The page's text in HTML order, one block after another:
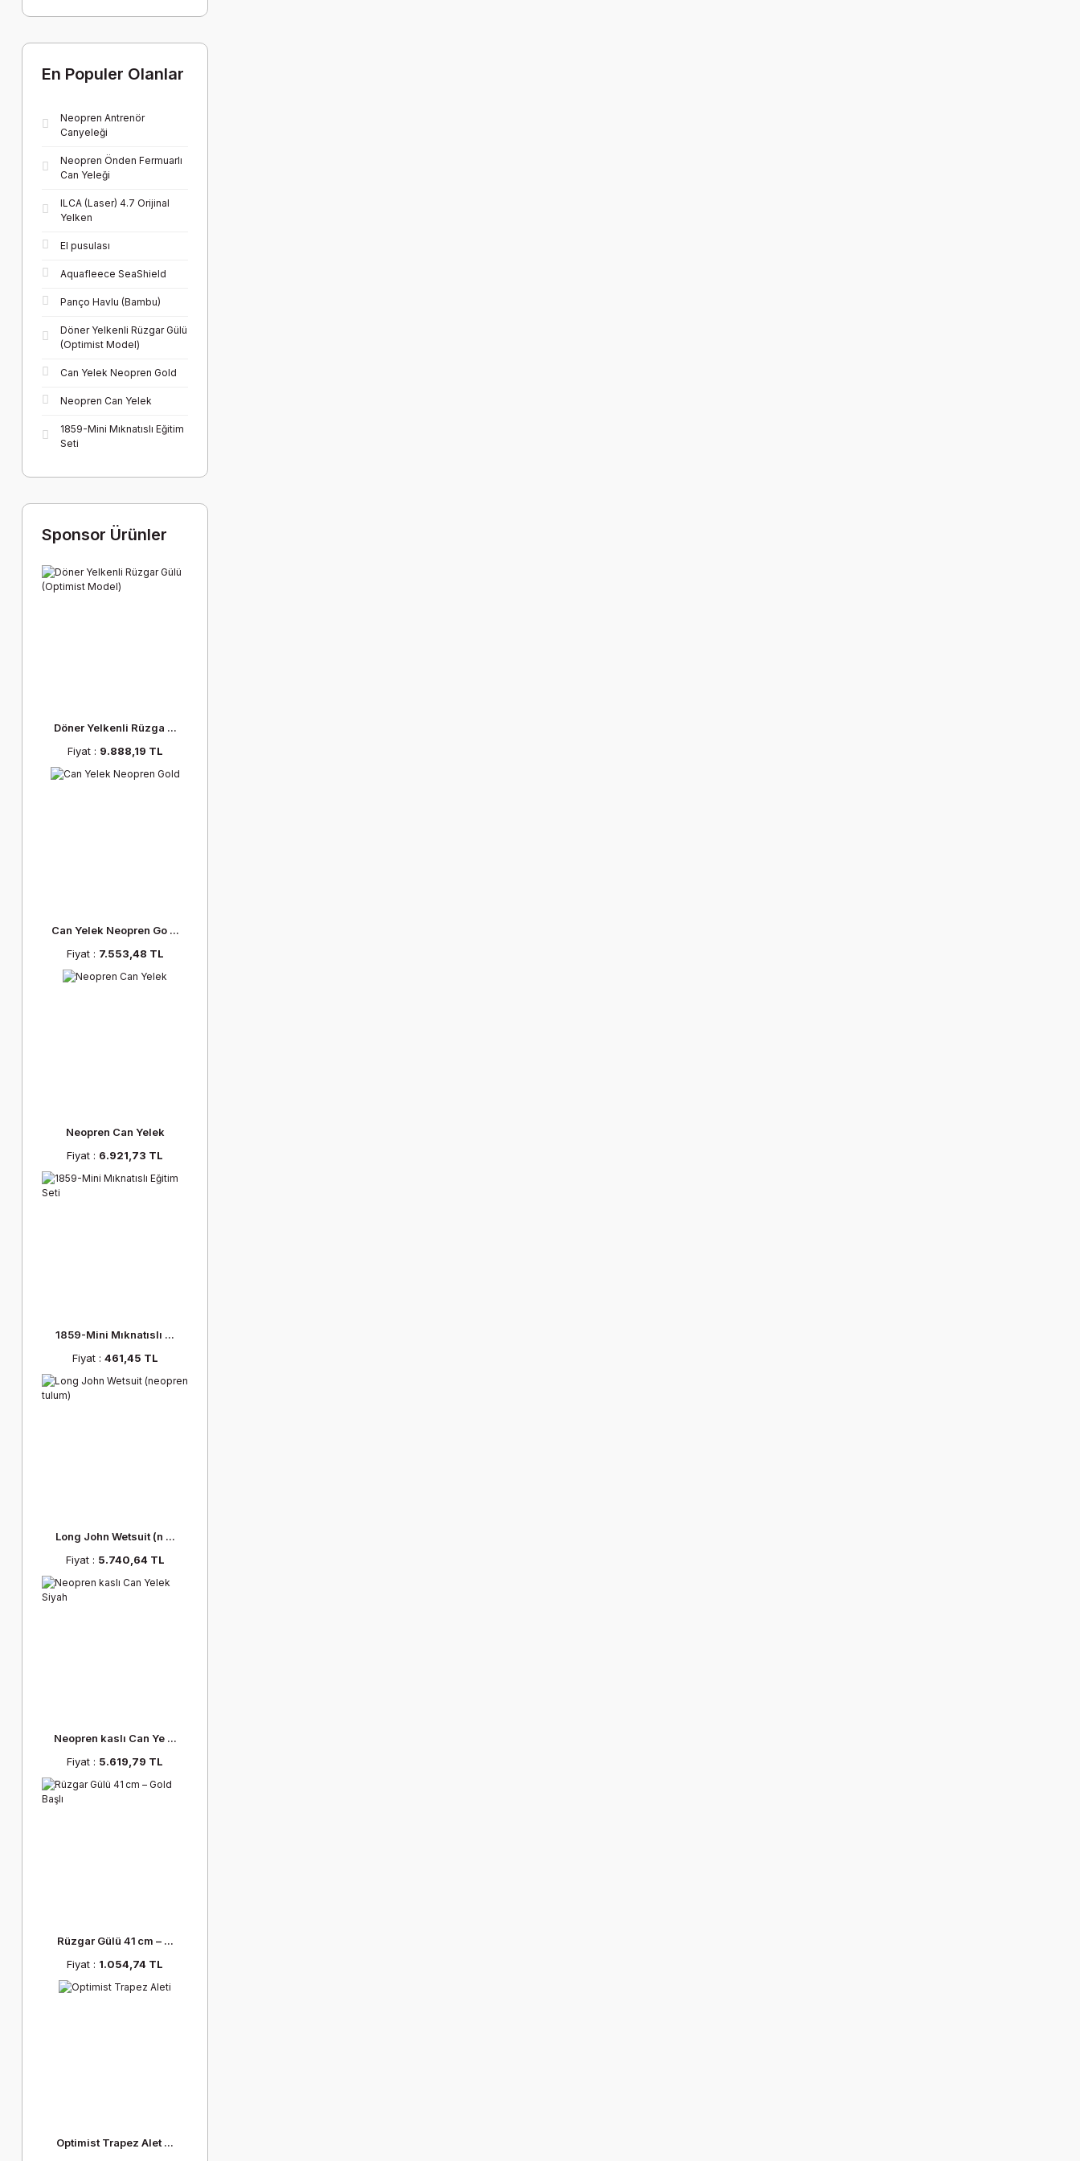
En Populer Olanlar
Neopren Antrenör
Canyeleği
Neopren Önden Fermuarlı
Can Yeleği
ILCA (Laser) 4.7 Orijinal
Yelken
El pusulası
Aquafleece SeaShield
Panço Havlu (Bambu)
Döner Yelkenli Rüzgar Gülü
(Optimist Model)
Can Yelek Neopren Gold
Neopren Can Yelek
1859-Mini Mıknatıslı Eğitim
Seti
Sponsor Ürünler
Döner Yelkenli Rüzga ...
Fiyat : 9.888,19 TL
Can Yelek Neopren Go ...
Fiyat : 7.553,48 TL
Neopren Can Yelek
Fiyat : 6.921,73 TL
1859-Mini Mıknatıslı ...
Fiyat : 461,45 TL
Long John Wetsuit (n ...
Fiyat : 5.740,64 TL
Neopren kaslı Can Ye ...
Fiyat : 5.619,79 TL
Rüzgar Gülü 41 cm – ...
Fiyat : 1.054,74 TL
Optimist Trapez Alet ...